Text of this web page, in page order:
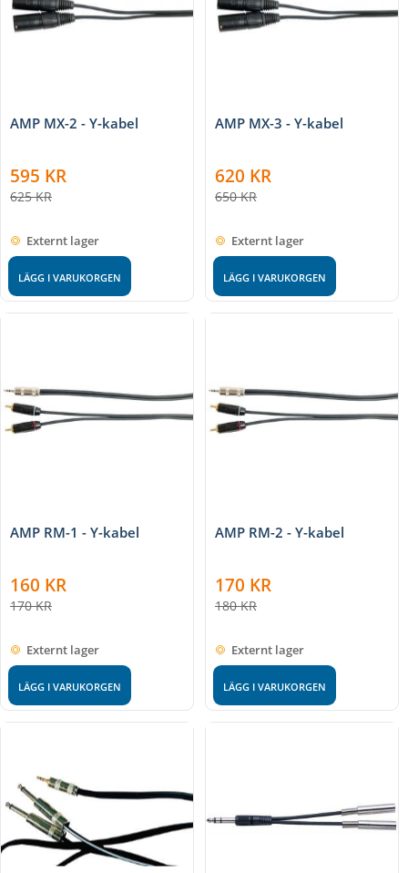
AMP MX-2 - Y-kabel
595 KR
625KR
Externt lager
LÄGG I VARUKORGEN
AMP MX-3 - Y-kabel
620 KR
650KR
Externt lager
LÄGG I VARUKORGEN
AMP RM-1 - Y-kabel
160 KR
170KR
Externt lager
LÄGG I VARUKORGEN
AMP RM-2 - Y-kabel
170 KR
180KR
Externt lager
LÄGG I VARUKORGEN